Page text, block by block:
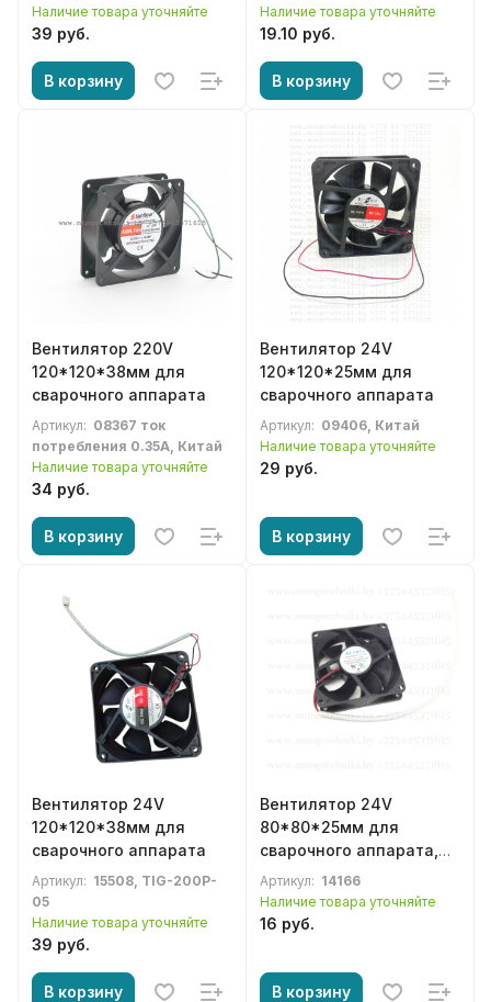
Наличие товара уточняйте
39 руб.
В корзину
Наличие товара уточняйте
19.10 руб.
В корзину
Вентилятор 220V
120*120*38мм для
сварочного аппарата
Артикул: 08367 ток
потребления 0.35А, Китай
Наличие товара уточняйте
34 руб.
В корзину
Вентилятор 24V
120*120*25мм для
сварочного аппарата
Артикул: 09406, Китай
Наличие товара уточняйте
29 руб.
В корзину
Вентилятор 24V
120*120*38мм для
сварочного аппарата
Артикул: 15508, TIG-200P-
05
Наличие товара уточняйте
39 руб.
В корзину
Вентилятор 24V
80*80*25мм для
сварочного аппарата,
плазмореза,
компьютера
Артикул: 14166
Наличие товара уточняйте
16 руб.
В корзину